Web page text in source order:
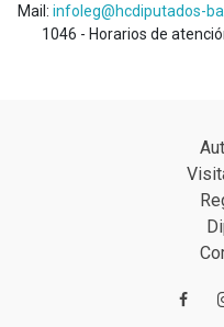
Mail: infoleg@hcdiputados-
1046 - Horarios de
